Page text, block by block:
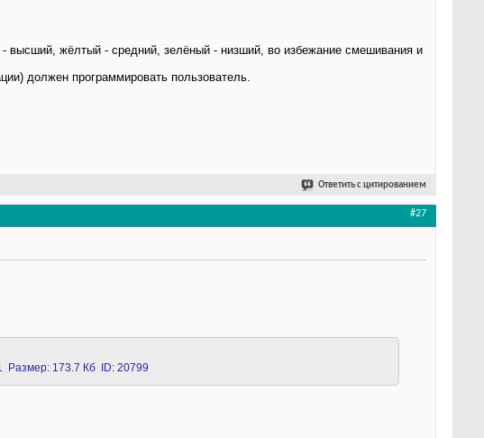
высший, жёлтый - средний, зелёный - низший, во избежание смешивания и
должен программировать пользователь.
Ответить с цитированием
#27